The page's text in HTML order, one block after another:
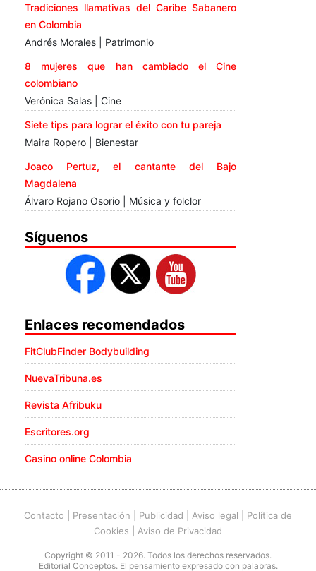
Tradiciones llamativas del Caribe Sabanero
en Colombia
Andrés Morales | Patrimonio
8 mujeres que han cambiado el Cine
colombiano
Verónica Salas | Cine
Siete tips para lograr el éxito con tu pareja
Maira Ropero | Bienestar
Joaco Pertuz, el cantante del Bajo
Magdalena
Álvaro Rojano Osorio | Música y folclor
Síguenos
Enlaces recomendados
FitClubFinder Bodybuilding
NuevaTribuna.es
Revista Afribuku
Escritores.org
Casino online Colombia
Contacto Presentación Publicidad Aviso legal
Política de
Cookies
Aviso de Privacidad
Copyright © 2011 - 2026. Todos los derechos reservados.
Editorial Conceptos. El pensamiento expresado con palabras.